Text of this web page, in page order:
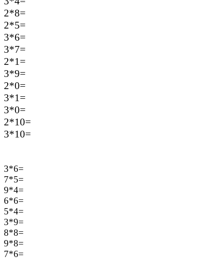
2*8=
2*5=
3*6=
3*7=
2*1=
3*9=
2*0=
3*1=
3*0=
2*10=
3*10=
3*6=
7*5=
9*4=
6*6=
5*4=
3*9=
8*8=
9*8=
7*6=